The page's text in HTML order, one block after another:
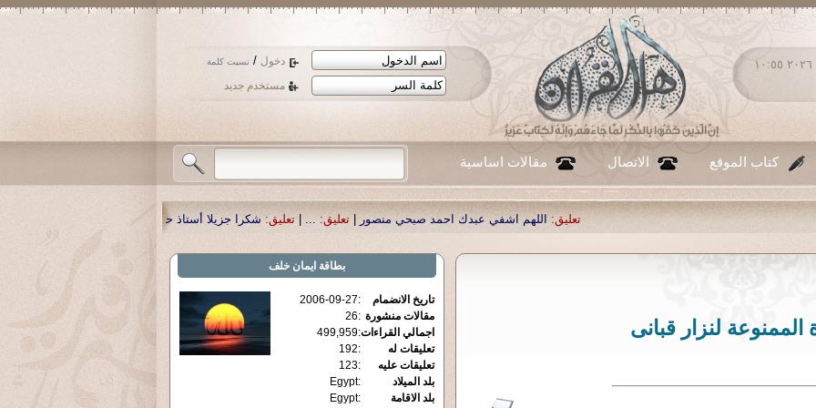
دخول / نسيت كلمة
مستخدم جديد
الأحد ٠٩ - أغسطس - ٢٠٢٦ ١٠:٥٥
كتاب الموقع الاتصال مقالات اساسية
اللهم اشفي عبدك احمد صبحي منصور|تعليق: ...
|تعليق: شكرا جزيلا أستاذ حمد الحمد .أكرمكم الله .|تعليق:
الممنوعة لنزار قبانى
بطاقة ايمان خلف
تاريخ الانضمام :
2006-09-27
مقالات منشورة :
26
اجمالي القراءات:
499,959
تعليقات له
:
192
تعليقات عليه
:
123
بلد الميلاد
:
Egypt
بلد الاقامة
:
Egypt